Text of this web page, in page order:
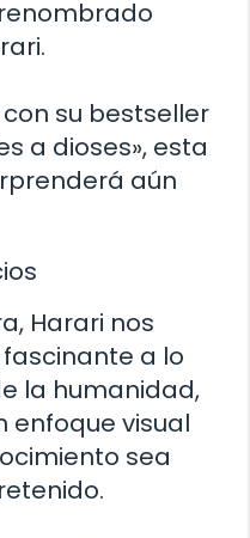
su bestseller
a dioses», esta
aún
Harari nos
a lo
la humanidad,
enfoque visual
sea